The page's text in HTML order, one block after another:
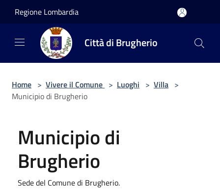
Regione Lombardia
Città di Brugherio
Home > Vivere il Comune > Luoghi > Villa >
Municipio di Brugherio
Municipio di
Brugherio
Sede del Comune di Brugherio.